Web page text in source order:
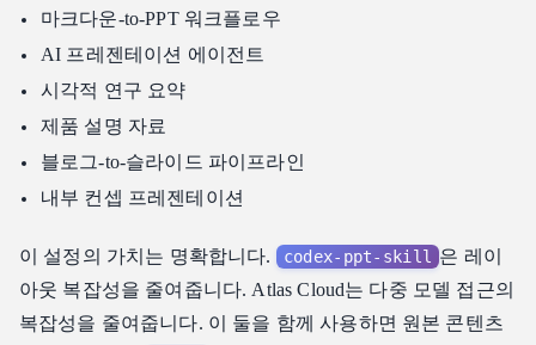
마크다운-to-PPT 워크플로우
AI 프레젠테이션 에이전트
시각적 연구 요약
제품 설명 자료
블로그-to-슬라이드 파이프라인
내부 컨셉 프레젠테이션
이 설정의 가치는 명확합니다. codex-ppt-skill 은 레이
아웃 복잡성을 줄여줍니다. Atlas Cloud는 다중 모델 접근의
복잡성을 줄여줍니다. 이 둘을 함께 사용하면 원본 콘텐츠